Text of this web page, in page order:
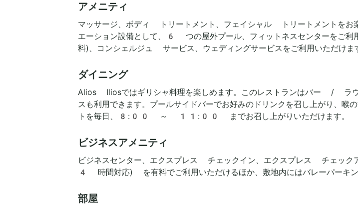
アメニティ
マッサージ、ボディ トリートメント、フェイシャル トリートメントをお
エーション設備として、6 つの屋外プール、フィットネスセンターをご
料)、コンシェルジュ サービス、ウェディングサービスをご利用いただけま
ダイニング
Alios Iliosではギリシャ料理を楽しめます。このレストランはバー / ラ
スも利用できます。プールサイドバーでお好みのドリンクを召し上がり、
トを毎日、8:00 ～ 11:00 までお召し上がりいただけます。
ビジネスアメニティ
ビジネスセンター、エクスプレス チェックイン、エクスプレス チェッ
4 時間対応) を有料でご利用いただけるほか、敷地内にはバレーパーキ
部屋